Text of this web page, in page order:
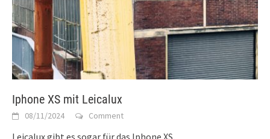
Iphone XS mit Leicalux
08/11/2024 Comment
Leicalux gibt es sogar für das Iphone XS.